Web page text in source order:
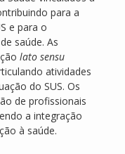
para a
e para o
saúde. As
lato sensu
atividades
do SUS. Os
de profissionais
a integração
à saúde.